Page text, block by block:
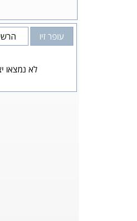
עופר זיו
לא נמצאו